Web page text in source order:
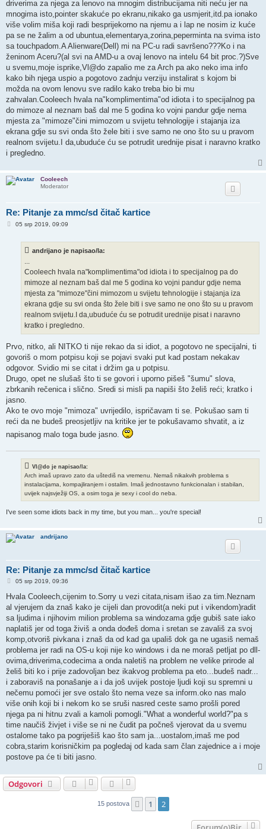
driverima za njega za lenovo na mnogim distribucijama niti neću jer na
mnogima isto,pointer skakuće po ekranu,nikako ga usmjerit,itd.pa ionako
više volim miša koji radi besprijekorno na njemu a i lap ne nosim iz kuće
pa se ne žalim a od ubuntua,elementarya,zorina,peperminta na svima isto
sa touchpadom.A Alienware(Dell) mi na PC-u radi savršeno???Ko i na
ženinom Aceru?(al svi na AMD-u a ovaj lenovo na intelu 64 bit proc.?)Sve
u svemu,moje isprike,Vl@do zapalio me za Arch pa ako neko ima info
kako bih njega uspio a pogotovo zadnju verziju instalirat s kojom bi
možda na ovom lenovu sve radilo kako treba bio bi mu
zahvalan.Cooleech hvala na"komplimentima"od idiota i to specijalnog pa
do mimoze al neznam baš dal me 5 godina ko vojni pandur gdje nema
mjesta za "mimoze"čini mimozom u svijetu tehnologije i stajanja iza
ekrana gdje su svi onda što žele biti i sve samo ne ono što su u pravom
realnom svijetu.I da,ubuduće ću se potrudit urednije pisat i naravno kratko
i pregledno.
Cooleech
Moderator
Re: Pitanje za mmc/sd čitač kartice
P05 srp 2019, 09:09
andrijano je napisao/la:
...
Cooleech hvala na"komplimentima"od idiota i to specijalnog pa do
mimoze al neznam baš dal me 5 godina ko vojni pandur gdje nema
mjesta za "mimoze"čini mimozom u svijetu tehnologije i stajanja iza
ekrana gdje su svi onda što žele biti i sve samo ne ono što su u pravom
realnom svijetu.I da,ubuduće ću se potrudit urednije pisat i naravno
kratko i pregledno.
Prvo, nitko, ali NITKO ti nije rekao da si idiot, a pogotovo ne specijalni, ti
govoriš o mom potpisu koji se pojavi svaki put kad postam nekakav
odgovor. Svidio mi se citat i držim ga u potpisu.
Drugo, opet ne slušaš što ti se govori i uporno pišeš "šumu" slova,
zbrkanih rečenica i slično. Sredi si misli pa napiši što želiš reći; kratko i
jasno.
Ako te ovo moje "mimoza" uvrijedilo, ispričavam ti se. Pokušao sam ti
reći da ne budeš preosjetljiv na kritike jer te pokušavamo shvatit, a iz
napisanog malo toga bude jasno.
Vl@do je napisao/la:
Arch imaš upravo zato da uštediš na vremenu. Nemaš nikakvih problema s
instalacijama, kompajliranjem i ostalim. Imaš jednostavno funkcionalan i stabilan,
uvijek najsvježiji OS, a osim toga je sexy i cool do neba.
I've seen some idiots back in my time, but you man... you're special!
andrijano
Re: Pitanje za mmc/sd čitač kartice
P
s
05 srp 2019, 09:36
Hvala Cooleech,cijenim to.Sorry u vezi citata,nisam išao za tim.Neznam
al vjerujem da znaš kako je cijeli dan provodit(a neki put i vikendom)radit
sa ljudima i njihovim milion problema sa windozama gdje gubiš sate iako
naplatiš jer od toga živiš a onda dođeš doma i sretan se zavališ za svoj
komp,otvoriš pivkana i znaš da od kad ga upališ dok ga ne ugasiš nemaš
problema jer radi na OS-u koji nije ko windows i da ne moraš petljat po dll-
ovima,driverima,codecima a onda naletiš na problem ne velike prirode al
želiš biti ko i prije zadovoljan bez ikakvog problema pa eto...budeš nadr...
i zaboraviš na ponašanje a i da još uvijek postoje ljudi koji su spremni u
nečemu pomoći jer sve ostalo što nema veze sa inform.oko nas malo
više onih koji bi i nekom ko se sruši nasred ceste samo prošli pored
njega pa ni hitnu zvali a kamoli pomogli."What a wonderful world?"pa s
time naučiš živjet i više se ni ne čudit pa počneš vjerovat da u svemu
ostalome tako pa pogriješiš kao što sam ja...uostalom,imaš me pod
cobra,starim korisničkim pa pogledaj od kada sam član zajednice a i moje
postove pa će ti biti jasno.
Odgovori
15 postova Prethodna
1 2